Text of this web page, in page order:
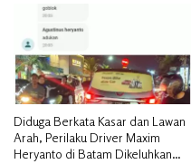
Diduga Berkata Kasar dan Lawan
Arah, Perilaku Driver Maxim
Heryanto di Batam Dikeluhkan